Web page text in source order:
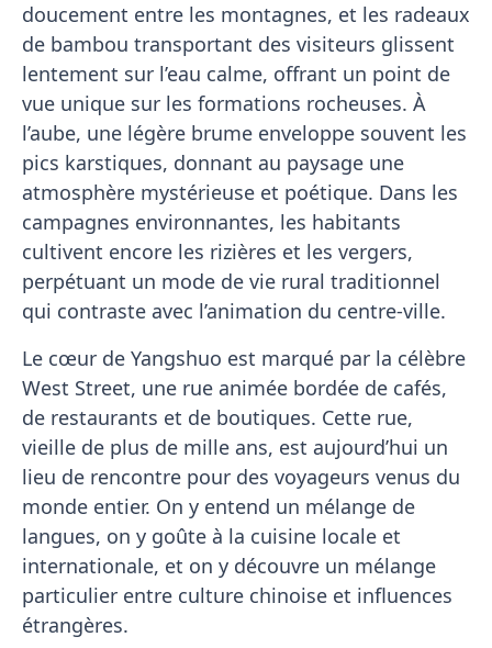
doucement entre les montagnes, et les radeaux
de bambou transportant des visiteurs glissent
lentement sur l’eau calme, offrant un point de
vue unique sur les formations rocheuses. À
l’aube, une légère brume enveloppe souvent les
pics karstiques, donnant au paysage une
atmosphère mystérieuse et poétique. Dans les
campagnes environnantes, les habitants
cultivent encore les rizières et les vergers,
perpétuant un mode de vie rural traditionnel
qui contraste avec l’animation du centre-ville.
Le cœur de Yangshuo est marqué par la célèbre
West Street, une rue animée bordée de cafés,
de restaurants et de boutiques. Cette rue,
vieille de plus de mille ans, est aujourd’hui un
lieu de rencontre pour des voyageurs venus du
monde entier. On y entend un mélange de
langues, on y goûte à la cuisine locale et
internationale, et on y découvre un mélange
particulier entre culture chinoise et influences
étrangères.